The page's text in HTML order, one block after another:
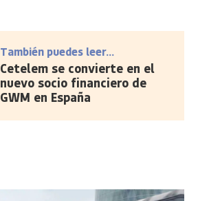
También puedes leer...
Cetelem se convierte en el
nuevo socio financiero de
GWM en España